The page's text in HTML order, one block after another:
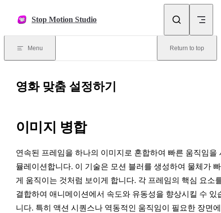
Stop Motion Studio
Menu Return to top
영화 맞춤 설정하기
이미지 병합
연속된 프레임을 하나의 이미지로 혼합하여 빠른 움직임을
뮬레이션합니다. 이 기술은 모션 블러를 생성하여 물체가
게 움직이는 것처럼 보이게 합니다. 각 프레임의 핵심 요소
결합하여 애니메이션에서 속도와 유동성을 향상시킬 수 있
니다. 특히 액션 시퀀스나 역동적인 움직임이 필요한 장면